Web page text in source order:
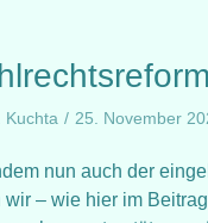
Kuchta 25. November
nun auch der
wir – wie hier im